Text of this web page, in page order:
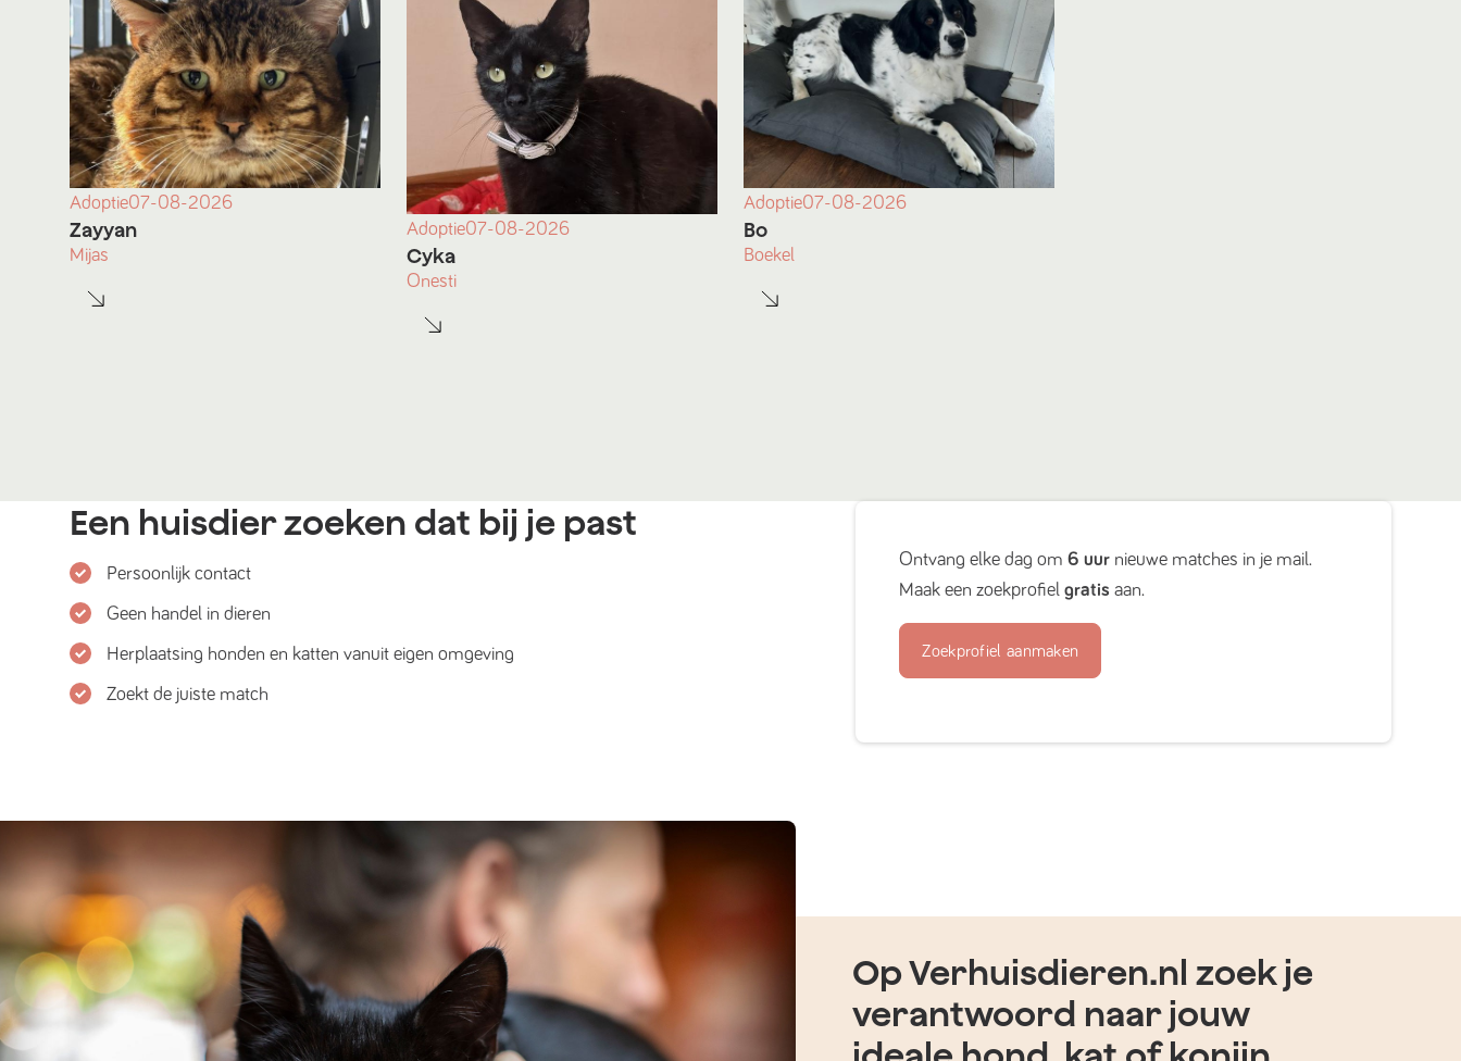
Adoptie07-08-2026
Zayyan
Mijas
Adoptie07-08-2026
Cyka
Onesti
Adoptie07-08-2026
Bo
Boekel
Een huisdier zoeken dat bij je past
Persoonlijk contact
Geen handel in dieren
Herplaatsing honden en katten vanuit eigen omgeving
Zoekt de juiste match
Ontvang elke dag om6 uur nieuwe matches in je mail.
Maak een zoekprofielgratis aan.
Zoekprofiel aanmaken
Op Verhuisdieren.nl zoek je
verantwoord naar jouw